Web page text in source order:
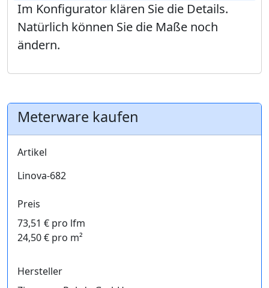
Im Konfigurator klären Sie die Details.
Natürlich können Sie die Maße noch
ändern.
Meterware kaufen
Artikel
Linova-682
Preis
73,51 € pro lfm
24,50 € pro m²
Hersteller